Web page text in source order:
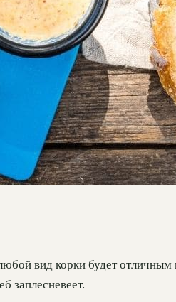
вид корки будет
заплесневеет.